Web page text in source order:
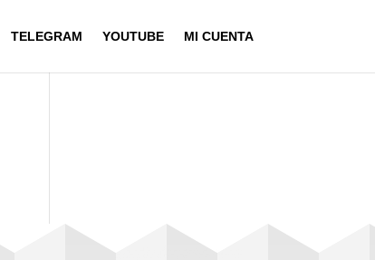
TELEGRAM YOUTUBE MI CUENTA